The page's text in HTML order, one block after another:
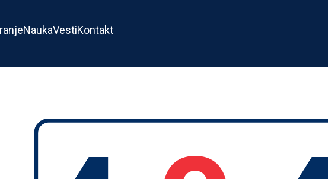
NaukaVestiKontakt